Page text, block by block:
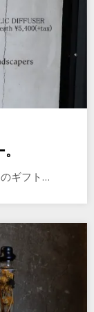
ギフト…